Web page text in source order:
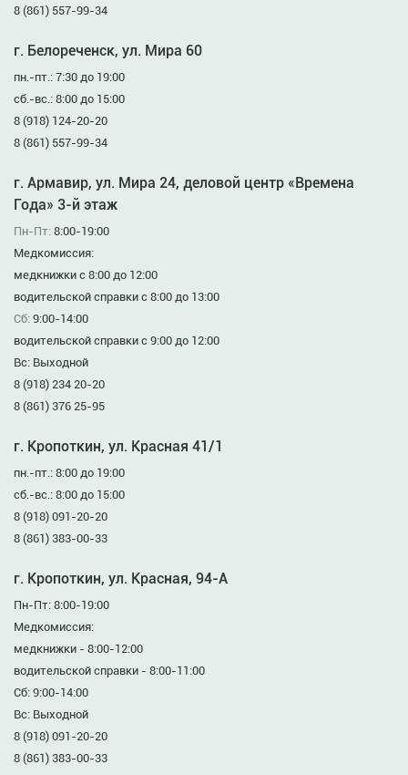
8 (861) 557-99-34
г. Белореченск, ул. Мира 60
пн.-пт.: 7:30 до 19:00
сб.-вс.: 8:00 до 15:00
8 (918) 124-20-20
8 (861) 557-99-34
г. Армавир, ул. Мира 24, деловой центр «Времена
Года» 3-й этаж
Пн-Пт: 8:00-19:00
Медкомиссия:
медкнижки с 8:00 до 12:00
водительской справки с 8:00 до 13:00
Сб: 9:00-14:00
водительской справки с 9:00 до 12:00
Вс: Выходной
8 (918) 234 20-20
8 (861) 376 25-95
г. Кропоткин, ул. Красная 41/1
пн.-пт.: 8:00 до 19:00
сб.-вс.: 8:00 до 15:00
8 (918) 091-20-20
8 (861) 383-00-33
г. Кропоткин, ул. Красная, 94-А
Пн-Пт: 8:00-19:00
Медкомиссия:
медкнижки - 8:00-12:00
водительской справки - 8:00-11:00
Сб: 9:00-14:00
Вс: Выходной
8 (918) 091-20-20
8 (861) 383-00-33